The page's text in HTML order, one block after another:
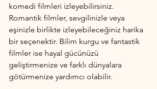
komedi filmleri izleyebilirsiniz.
Romantik filmler, sevgilinizle veya
eşinizle birlikte izleyebileceğiniz harika
bir seçenektir. Bilim kurgu ve fantastik
filmler ise hayal gücünüzü
geliştirmenize ve farklı dünyalara
götürmenize yardımcı olabilir.